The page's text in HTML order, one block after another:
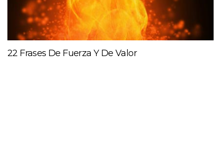
22 Frases De Fuerza Y De Valor